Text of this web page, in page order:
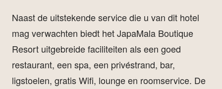
Naast de uitstekende service die u van dit hotel
mag verwachten biedt het JapaMala Boutique
Resort uitgebreide faciliteiten als een goed
restaurant, een spa, een privéstrand, bar,
ligstoelen, gratis Wifi, lounge en roomservice. De